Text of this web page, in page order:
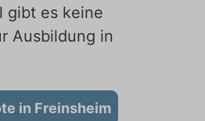
gibt es keine
Ausbildung in
in Freinsheim